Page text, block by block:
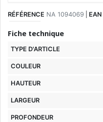
RÉFÉRENCE NA 1094069 EAN
Fiche technique
TYPE D'ARTICLE
COULEUR
HAUTEUR
LARGEUR
PROFONDEUR